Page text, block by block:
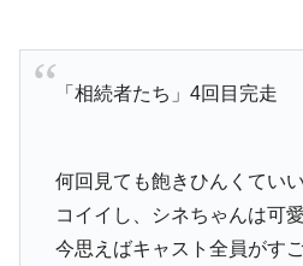
「相続者たち」4回目完走
何回見ても飽きひんくてい
コイイし、シネちゃんは可
今思えばキャスト全員がす